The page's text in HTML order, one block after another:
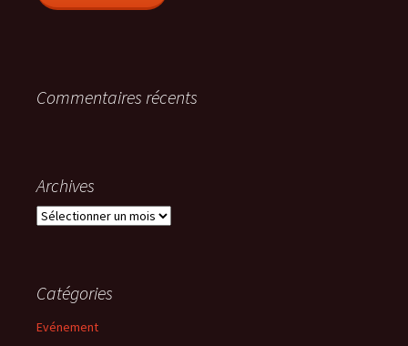
Commentaires récents
Archives
Archives
Catégories
Evénement